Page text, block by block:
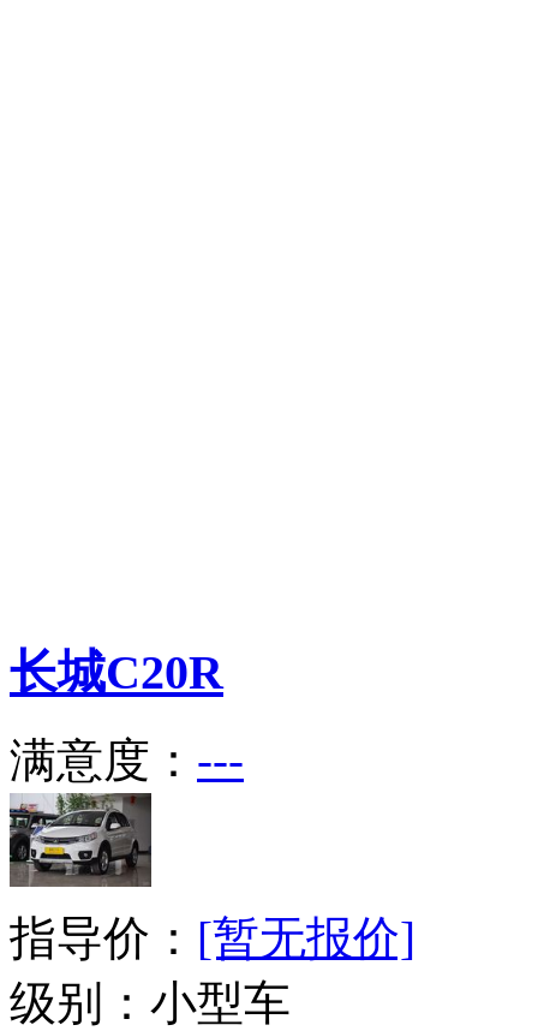
长城C20R
满意度： ---
指导价： [暂无报价]
级别：小型车